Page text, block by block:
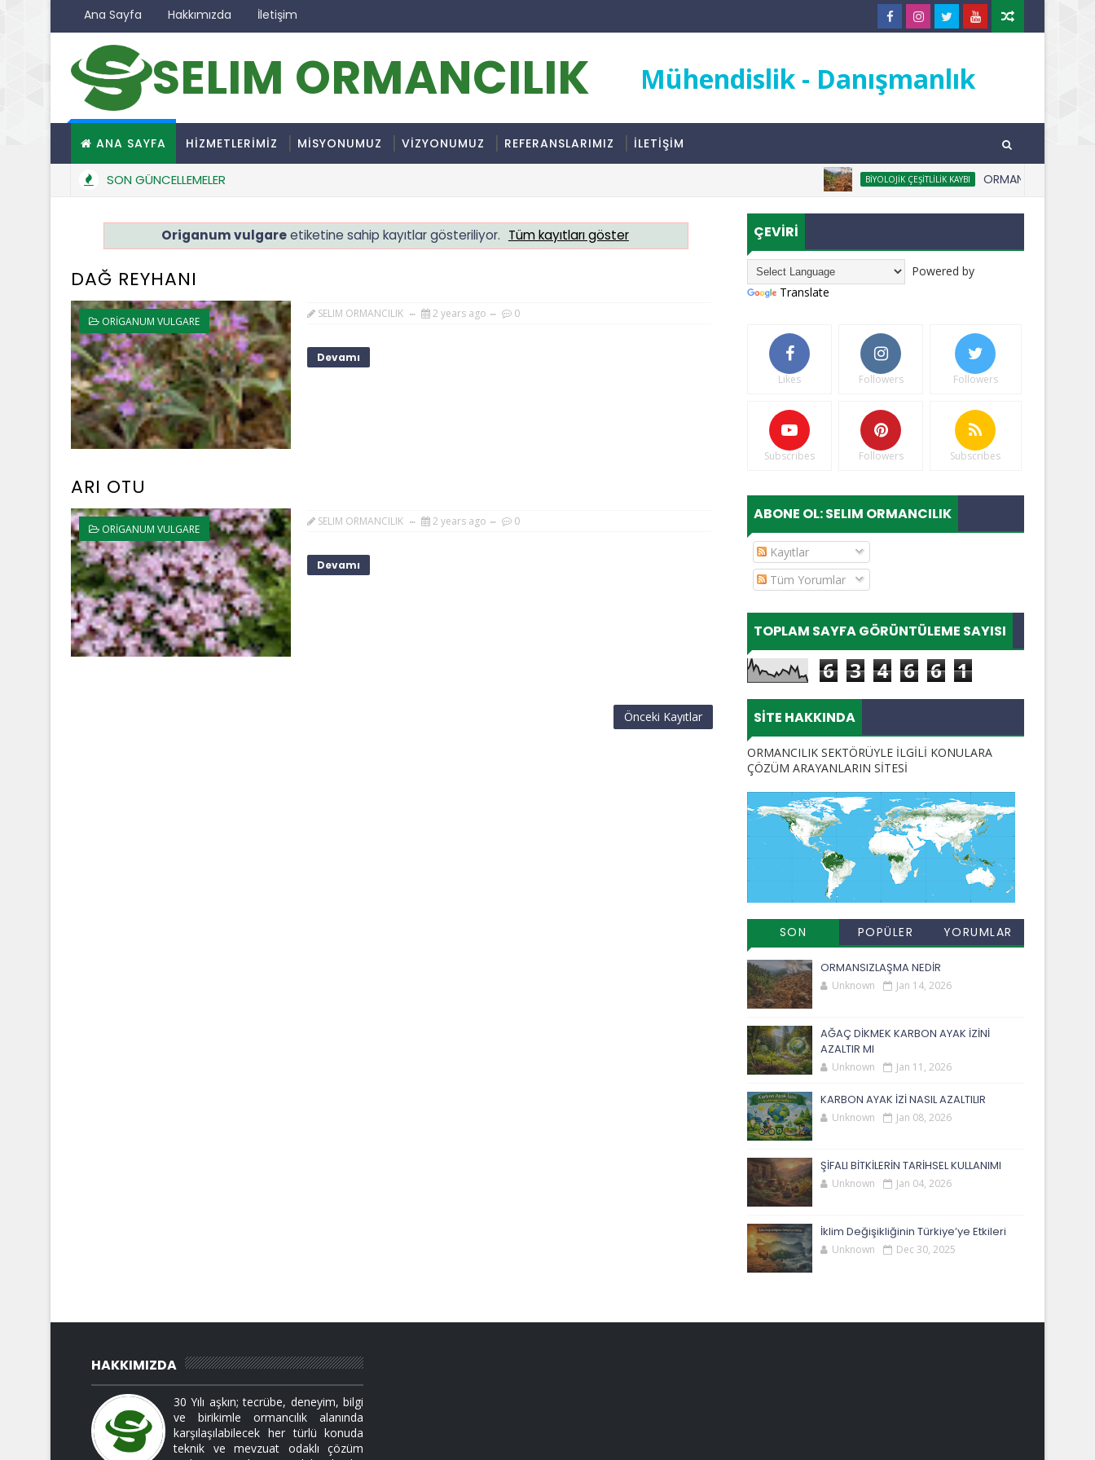
Ana Sayfa Hakkımızda İletişim
SELIM ORMANCILIK Mühendislik - Danışmanlık
ANA SAYFA HİZMETLERİMİZ MİSYONUMUZ VİZYONUMUZ REFERANSLARIMIZ İLETİŞİM
SON GÜNCELLEMELER BIYOLOJIK ÇEŞITLILIK KAYBI ORMANSIZLAŞMA NEDİR
Origanum vulgareetiketine sahip kayıtlar gösteriliyor. Tüm kayıtları göster
DAĞ REYHANI
ORIGANUM VULGARE
SELIM ORMANCILIK 2 years ago 0
Devamı
ARI OTU
ORIGANUM VULGARE
SELIM ORMANCILIK 2 years ago 0
Devamı
Önceki Kayıtlar
ÇEVİRİ
Powered by
Translate
Likes Followers Followers
Subscribes Followers Subscribes
ABONE OL: SELIM ORMANCILIK
Kayıtlar
Tüm Yorumlar
TOPLAM SAYFA GÖRÜNTÜLEME SAYISI
6 3 4 6 6 1
SITE HAKKINDA
ORMANCILIK SEKTÖRÜYLE İLGİLİ KONULARA
ÇÖZÜM ARAYANLARIN SİTESİ
SON
EKLENENLER
POPÜLER
YORUMLAR
ORMANSIZLAŞMA NEDİR
Unknown Jan 14, 2026
AĞAÇ DİKMEK KARBON AYAK İZİNİ
AZALTIR MI
Unknown Jan 11, 2026
KARBON AYAK İZİ NASIL AZALTILIR
Unknown Jan 08, 2026
ŞİFALI BİTKİLERİN TARİHSEL KULLANIMI
Unknown Jan 04, 2026
İklim Değişikliğinin Türkiye’ye Etkileri
Unknown Dec 30, 2025
HAKKIMIZDA
30 Yılı aşkın; tecrübe, deneyim, bilgi
ve birikimle ormancılık alanında
karşılaşılabilecek her türlü konuda
teknik ve mevzuat odaklı çözüm